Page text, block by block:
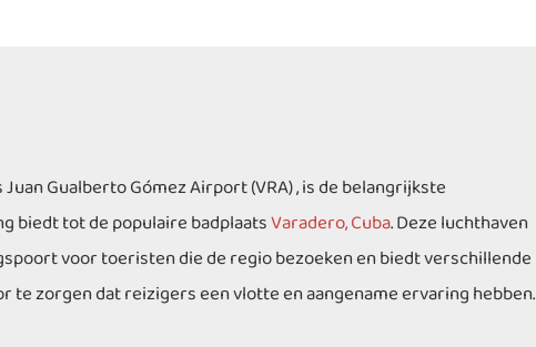
Gualberto Gómez Airport (VRA) , is de belangrijkste
biedt tot de populaire badplaatsVaradero, Cuba. Deze luchthaven
voor toeristen die de regio bezoeken en biedt verschillende
te zorgen dat reizigers een vlotte en aangename ervaring hebben.